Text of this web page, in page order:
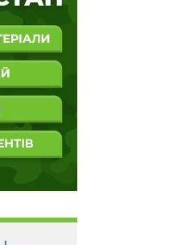
з використанням
комунікаційної
системи конфіденційного
електронних
послуг у разі потреби.
чинності цією
позиції Верховного
пов’язаних
стан. Всі нормативні